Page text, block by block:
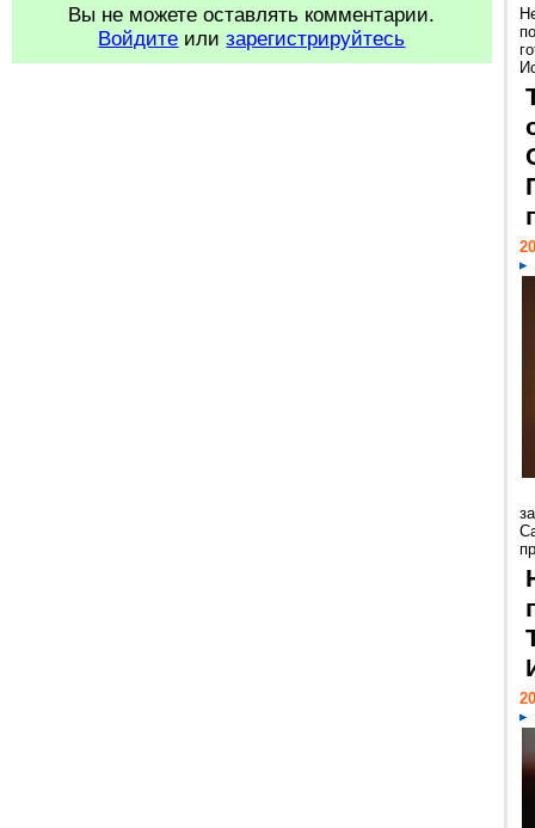
Вы не можете оставлять комментарии.
Войдите илизарегистрируйтесь